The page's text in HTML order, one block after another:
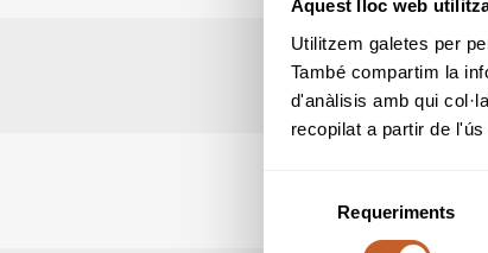
Aquest lloc web
Utilitzem galetes per
També compartim la
d'anàlisis amb qui
recopilat a partir de
consentiment
Requeriments